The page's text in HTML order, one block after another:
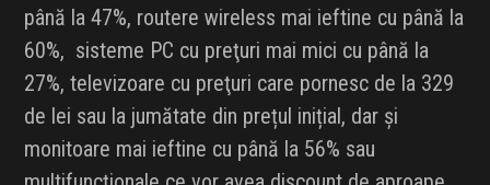
până la 47%, routere wireless mai ieftine cu până la
60%, sisteme PC cu preţuri mai mici cu până la
27%, televizoare cu preţuri care pornesc de la 329
de lei sau la jumătate din prețul inițial, dar și
monitoare mai ieftine cu până la 56% sau